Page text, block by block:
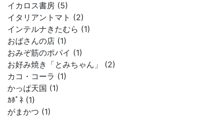
イカロス書房 (5)
イタリアントマト (2)
インテルナきたむら (1)
おばさんの店 (1)
おみぞ筋のポパイ (1)
お好み焼き「とみちゃん」 (2)
カコ・コーラ (1)
かっぱ天国 (1)
ｶﾎﾟﾈ (1)
がまかつ (1)